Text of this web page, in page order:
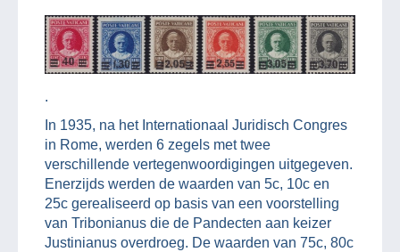
.
In 1935, na het Internationaal Juridisch Congres
in Rome, werden 6 zegels met twee
verschillende vertegenwoordigingen uitgegeven.
Enerzijds werden de waarden van 5c, 10c en
25c gerealiseerd op basis van een voorstelling
van Tribonianus die de Pandecten aan keizer
Justinianus overdroeg. De waarden van 75c, 80c